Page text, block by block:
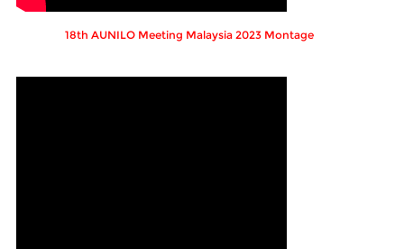
18th AUNILO Meeting Malaysia 2023 Montage